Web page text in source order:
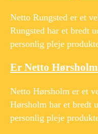
Netto Rungsted er et
Rungsted har et bredt
personlig pleje
Er Netto
Netto Hørsholm er et
Hørsholm har et bredt
personlig pleje